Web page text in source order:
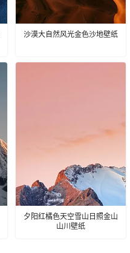
沙漠大自然风光金色沙地壁纸
夕阳红橘色天空雪山日照金山
山川壁纸